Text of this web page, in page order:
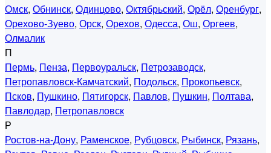
Омск, Обнинск, Одинцово, Октябрьский, Орёл, Оренбург,
Орехово-Зуево, Орск, Орехов, Одесса, Ош, Оргеев,
Олмалик
П
Пермь, Пенза, Первоуральск, Петрозаводск,
Петропавловск-Камчатский, Подольск, Прокопьевск,
Псков, Пушкино, Пятигорск, Павлов, Пушкин, Полтава,
Павлодар, Петропавловск
Р
Ростов-на-Дону, Раменское, Рубцовск, Рыбинск, Рязань,